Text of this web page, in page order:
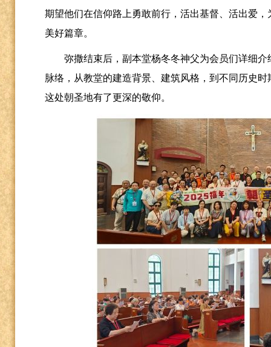
期望他们在信仰路上勇敢前行，活出基督、活出爱
美好篇章。
弥撒结束后，副本堂杨冬冬神父为会员们详细
脉络，从教堂的建造背景、建筑风格，到不同历史
这处朝圣地有了更深的敬仰。